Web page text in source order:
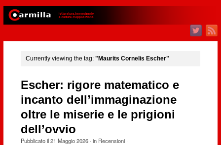
Currently viewing the tag: "Maurits Cornelis Escher"
Escher: rigore matematico e
incanto dell’immaginazione
oltre le miserie e le prigioni
dell’ovvio
Pubblicato il21 Maggio 2026· in Recensioni·